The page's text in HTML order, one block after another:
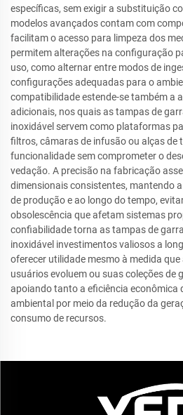
específicas, sem exigir a substituição
modelos avançados contam com
facilitam o acesso para limpeza dos
permitem alterações na configuração
uso, como alternar entre modos de
configurações adequadas para o
compatibilidade estende-se também a
adicionais, nos quais as tampas de
inoxidável servem como plataformas
filtros, câmaras de infusão ou alças de
funcionalidade sem comprometer o
vedação. A precisão na fabricação
dimensionais consistentes, mantendo
de produção e ao longo do tempo,
obsolescência que afetam sistemas
confiabilidade torna as tampas de
inoxidável investimentos valiosos a
oferecer utilidade mesmo à medida
usuários evoluem ou suas coleções de
apoiando tanto a eficiência econômica
ambiental por meio da redução da
consumo de recursos.